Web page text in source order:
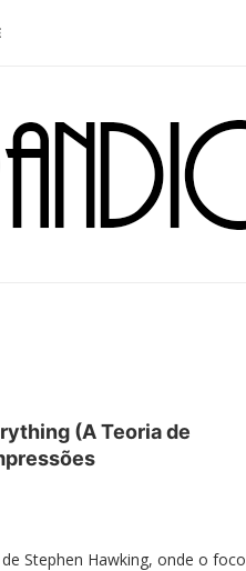
(A Teoria de
Stephen Hawking, onde o foco